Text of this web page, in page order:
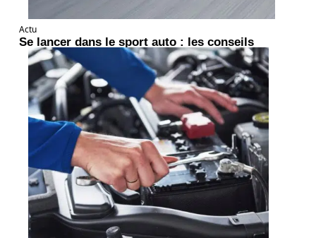
Actu
Se lancer dans le sport auto : les conseils